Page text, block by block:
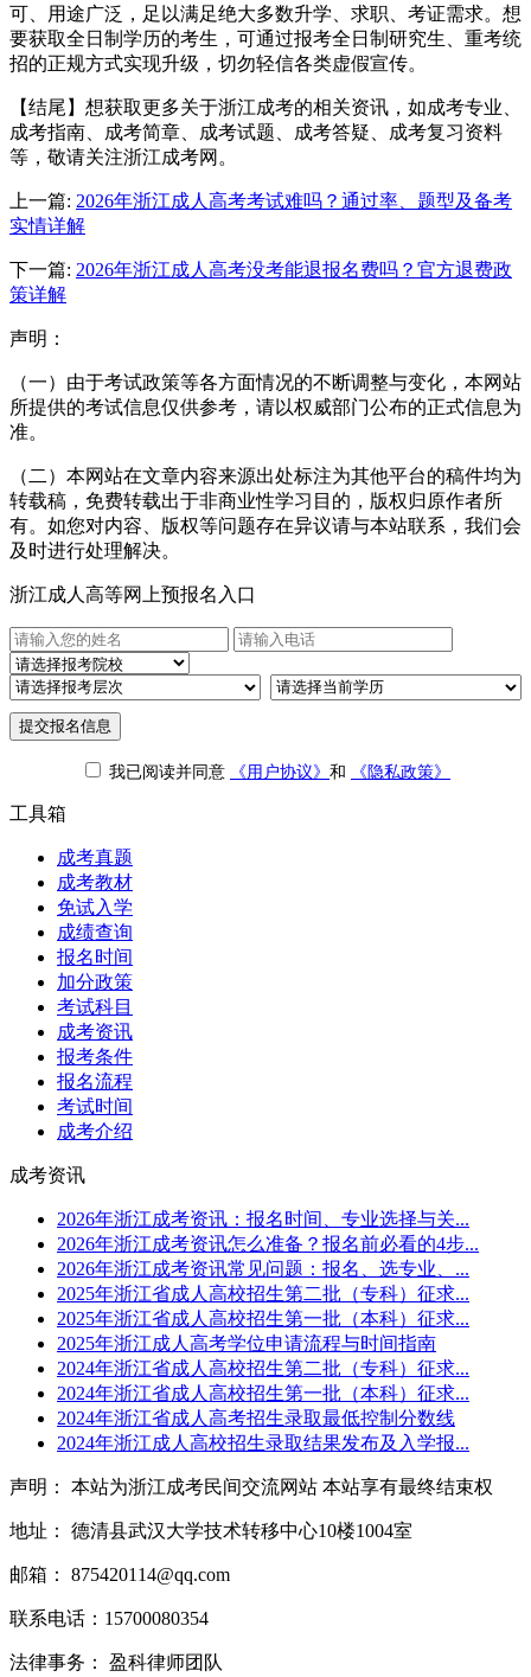
可、用途广泛，足以满足绝大多数升学、求职、考证需求。想
要获取全日制学历的考生，可通过报考全日制研究生、重考统
招的正规方式实现升级，切勿轻信各类虚假宣传。
【结尾】想获取更多关于浙江成考的相关资讯，如成考专业、
成考指南、成考简章、成考试题、成考答疑、成考复习资料
等，敬请关注浙江成考网。
上一篇: 2026年浙江成人高考考试难吗？通过率、题型及备考
实情详解
下一篇: 2026年浙江成人高考没考能退报名费吗？官方退费政
策详解
声明：
（一）由于考试政策等各方面情况的不断调整与变化，本网站
所提供的考试信息仅供参考，请以权威部门公布的正式信息为
准。
（二）本网站在文章内容来源出处标注为其他平台的稿件均为
转载稿，免费转载出于非商业性学习目的，版权归原作者所
有。如您对内容、版权等问题存在异议请与本站联系，我们会
及时进行处理解决。
浙江成人高等网上预报名入口
提交报名信息
我已阅读并同意 《用户协议》 和 《隐私政策》
工具箱
成考真题
成考教材
免试入学
成绩查询
报名时间
加分政策
考试科目
成考资讯
报考条件
报名流程
考试时间
成考介绍
成考资讯
2026年浙江成考资讯：报名时间、专业选择与关...
2026年浙江成考资讯怎么准备？报名前必看的4步...
2026年浙江成考资讯常见问题：报名、选专业、...
2025年浙江省成人高校招生第二批（专科）征求...
2025年浙江省成人高校招生第一批（本科）征求...
2025年浙江成人高考学位申请流程与时间指南
2024年浙江省成人高校招生第二批（专科）征求...
2024年浙江省成人高校招生第一批（本科）征求...
2024年浙江省成人高考招生录取最低控制分数线
2024年浙江成人高校招生录取结果发布及入学报...
声明： 本站为浙江成考民间交流网站 本站享有最终结束权
地址： 德清县武汉大学技术转移中心10楼1004室
邮箱： 875420114@qq.com
联系电话：15700080354
法律事务： 盈科律师团队